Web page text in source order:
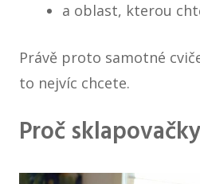
a oblast, kterou
Právě proto samotné
to nejvíc chcete.
Proč